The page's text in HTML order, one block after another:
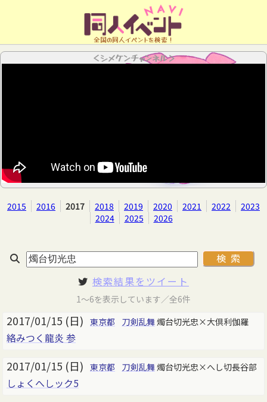
全国の同人イベントを検索！
＜シメケンチャンネル＞
2015 2016 2017 2018 2019 2020 2021 2022
2023
2024
2025 2026
検索結果をツイート
1～6を表示しています／全6件
2017/01/15 (日) 東京都 刀剣乱舞燭台切光忠×大倶利伽羅
絡みつく龍炎 参
2017/01/15 (日) 東京都 刀剣乱舞燭台切光忠×へし切長谷部
しょくへしック5